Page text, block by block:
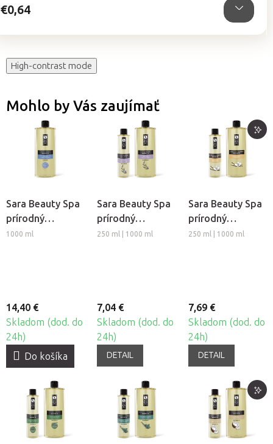
€0,64
High-contrast mode
Mohlo by Vás zaujímať
Sara Beauty Spa
prírodný
rastlinný
1000 ml
14,40 €
Skladom (dod. do
24h)
Do košíka
Sara Beauty Spa
prírodný
rastlinný
250 ml | 1000 ml
7,04 €
Skladom (dod. do
24h)
DETAIL
Sara Beauty Spa
prírodný
rastlinný
250 ml | 1000 ml
7,69 €
Skladom (dod. do
24h)
DETAIL